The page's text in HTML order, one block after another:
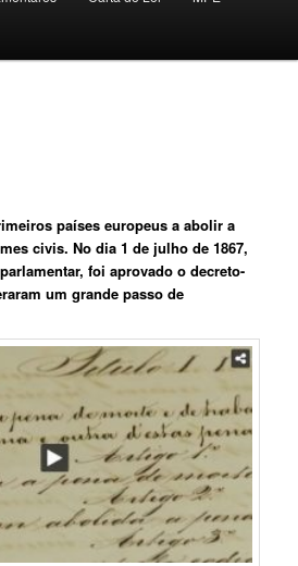
países europeus a abolir a
civis. No dia 1 de julho de 1867,
foi aprovado o decreto-
um grande passo de